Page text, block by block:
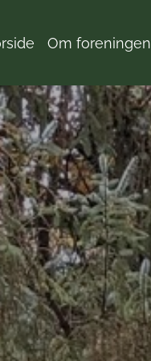
Om foreningen